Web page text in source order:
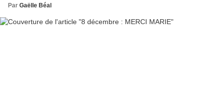
Par Gaëlle Béal